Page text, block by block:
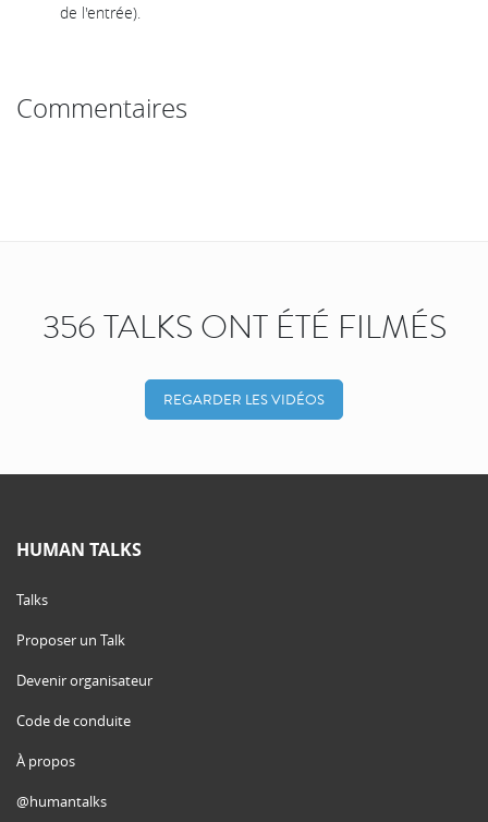
de l'entrée).
Commentaires
356 TALKS ONT ÉTÉ FILMÉS
REGARDER LES VIDÉOS
HUMAN TALKS
Talks
Proposer un Talk
Devenir organisateur
Code de conduite
À propos
@humantalks